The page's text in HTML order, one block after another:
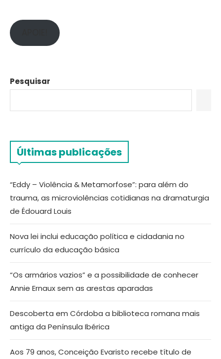
Pesquisar
Últimas publicações
“Eddy – Violência & Metamorfose”: para além do
trauma, as microviolências cotidianas na dramaturgia
de Édouard Louis
Nova lei inclui educação política e cidadania no
currículo da educação básica
“Os armários vazios” e a possibilidade de conhecer
Annie Ernaux sem as arestas aparadas
Descoberta em Córdoba a biblioteca romana mais
antiga da Península Ibérica
Aos 79 anos, Conceição Evaristo recebe título de